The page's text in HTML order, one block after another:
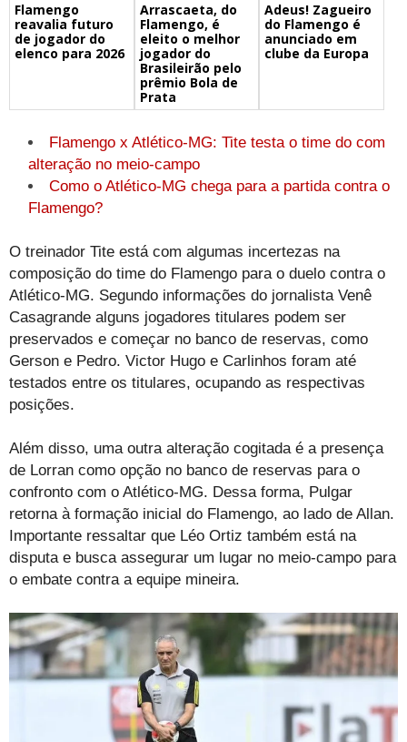
Flamengo
reavalia futuro
de jogador do
elenco para 2026
Arrascaeta, do
Flamengo, é
eleito o melhor
jogador do
Brasileirão pelo
prêmio Bola de
Prata
Adeus! Zagueiro
do Flamengo é
anunciado em
clube da Europa
Flamengo x Atlético-MG: Tite testa o time do com
alteração no meio-campo
Como o Atlético-MG chega para a partida contra o
Flamengo?
O treinador Tite está com algumas incertezas na
composição do time do Flamengo para o duelo contra o
Atlético-MG. Segundo informações do jornalista Venê
Casagrande alguns jogadores titulares podem ser
preservados e começar no banco de reservas, como
Gerson e Pedro. Victor Hugo e Carlinhos foram até
testados entre os titulares, ocupando as respectivas
posições.
Além disso, uma outra alteração cogitada é a presença
de Lorran como opção no banco de reservas para o
confronto com o Atlético-MG. Dessa forma, Pulgar
retorna à formação inicial do Flamengo, ao lado de Allan.
Importante ressaltar que Léo Ortiz também está na
disputa e busca assegurar um lugar no meio-campo para
o embate contra a equipe mineira.